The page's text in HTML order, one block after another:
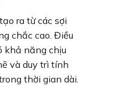
ra từ các sợi
chắc cao. Điều
khả năng chịu
và duy trì tính
thời gian dài.